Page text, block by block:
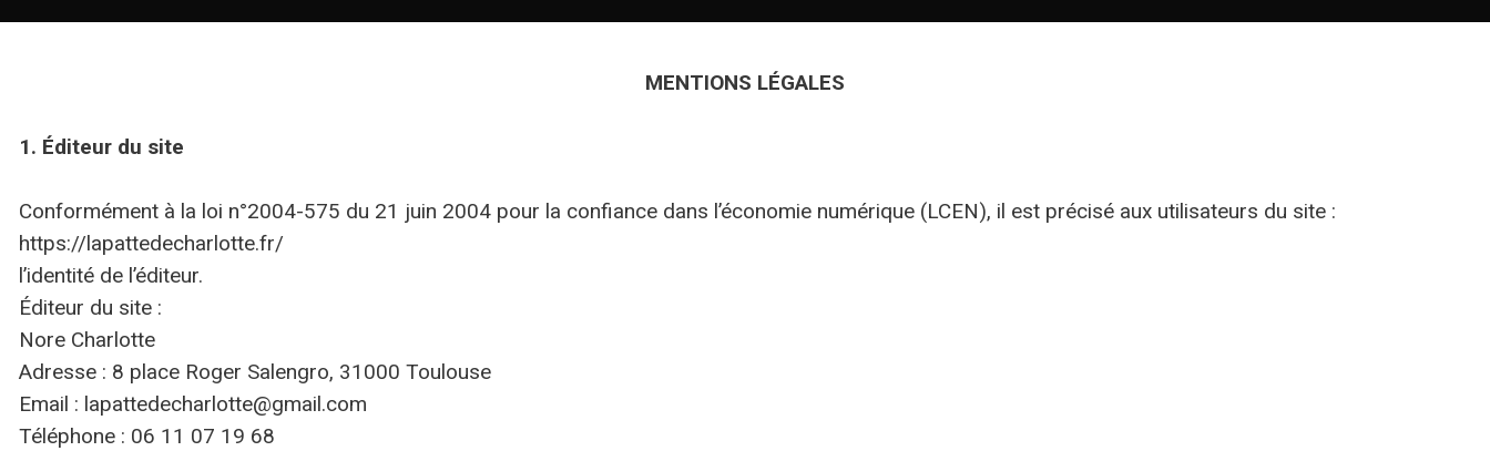
MENTIONS LÉGALES
1. Éditeur du site
Conformément à la loi n°2004-575 du 21 juin 2004 pour la confiance dans l’économie numérique (LCEN), il est précisé aux utilisateurs du site :
https://lapattedecharlotte.fr/
l’identité de l’éditeur.
Éditeur du site :
Nore Charlotte
Adresse : 8 place Roger Salengro, 31000 Toulouse
Email : lapattedecharlotte@gmail.com
Téléphone : 06 11 07 19 68